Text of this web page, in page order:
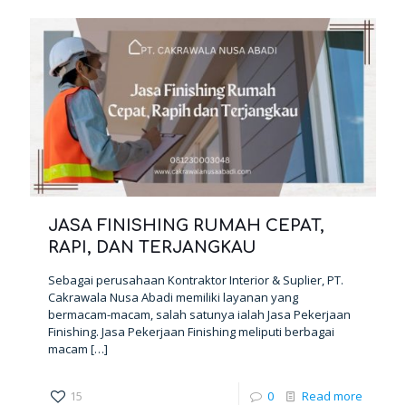
JASA FINISHING RUMAH CEPAT,
RAPI, DAN TERJANGKAU
Sebagai perusahaan Kontraktor Interior & Suplier, PT.
Cakrawala Nusa Abadi memiliki layanan yang
bermacam-macam, salah satunya ialah Jasa Pekerjaan
Finishing. Jasa Pekerjaan Finishing meliputi berbagai
macam […]
15 0 Read more